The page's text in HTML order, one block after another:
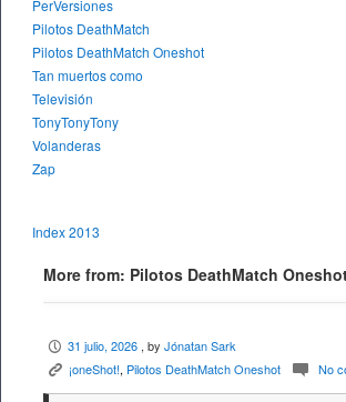
PerVersiones
Pilotos DeathMatch
Pilotos DeathMatch Oneshot
Tan muertos como
Televisión
TonyTonyTony
Volanderas
Zap
Index 2013
More from: Pilotos DeathMatch
P 31 julio, 2026 , by Jónatan Sark
K ¡oneShot!, Pilotos DeathMatch Oneshot c No